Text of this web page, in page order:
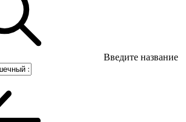
Введите название